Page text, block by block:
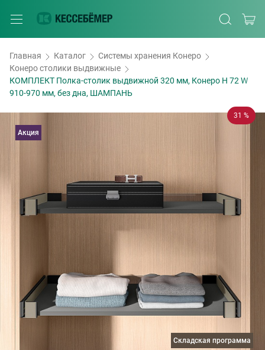
Главная Каталог
Системы хранения Конеро
Конеро столики выдвижные
КОМПЛЕКТ Полка-столик выдвижной 320 мм, Конеро H 72 W
910-970 мм, без дна, ШАМПАНЬ
31 %
Складская программа
Акция